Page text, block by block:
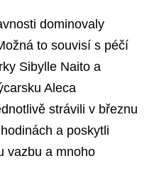
dominovaly
to souvisí s péčí
Sibylle Naito a
Aleca
strávili v březnu
a poskytli
vazbu a mnoho